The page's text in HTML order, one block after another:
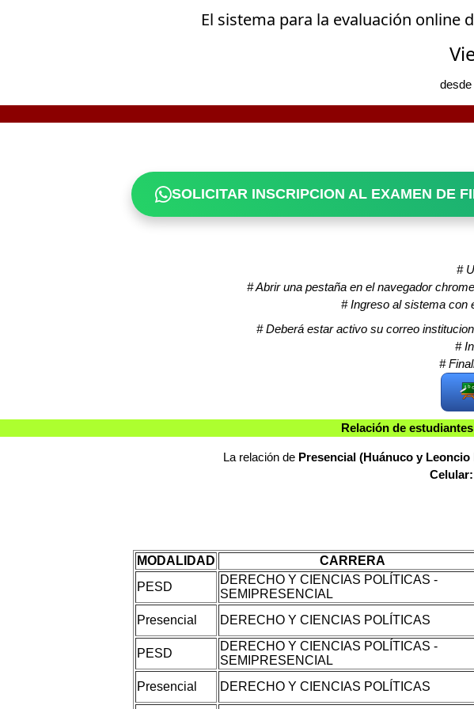
El sistema para la evaluación online
desde
SOLICITAR INSCRIPCION AL EXAMEN DE
#
# Abrir una pestaña en el navegador
# Ingreso al sistema con
# Deberá estar activo su correo
#
#
Relación de
La relación de Presencial (Huánuco y Leoncio
Celular:
MODALIDAD CARRERA
PESD
DERECHO Y CIENCIAS POLÍTICAS -
SEMIPRESENCIAL
Presencial DERECHO Y CIENCIAS POLÍTICAS
PESD
DERECHO Y CIENCIAS POLÍTICAS -
SEMIPRESENCIAL
Presencial DERECHO Y CIENCIAS POLÍTICAS